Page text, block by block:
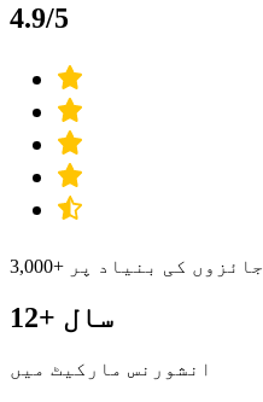
4.9/5
3,000+ جائزوں کی بنیاد پر
12+ سال
انشورنس مارکیٹ میں